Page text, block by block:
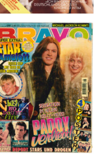
BRAVO – Nr. 8, 13. Febr.
1997